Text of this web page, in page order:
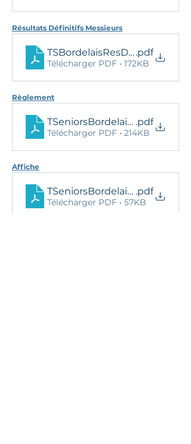
Résultats Définitifs Messieurs
TSBordelaisResDefMessieurs
.pdf
Télécharger PDF • 172KB
Règlement
.pdf
Télécharger PDF • 214KB
Affiche
TSeniorsBordelaisAffiche2022
.pdf
Télécharger PDF • 57KB